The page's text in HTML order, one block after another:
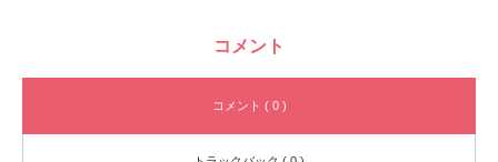
コメント
コメント ( 0 )